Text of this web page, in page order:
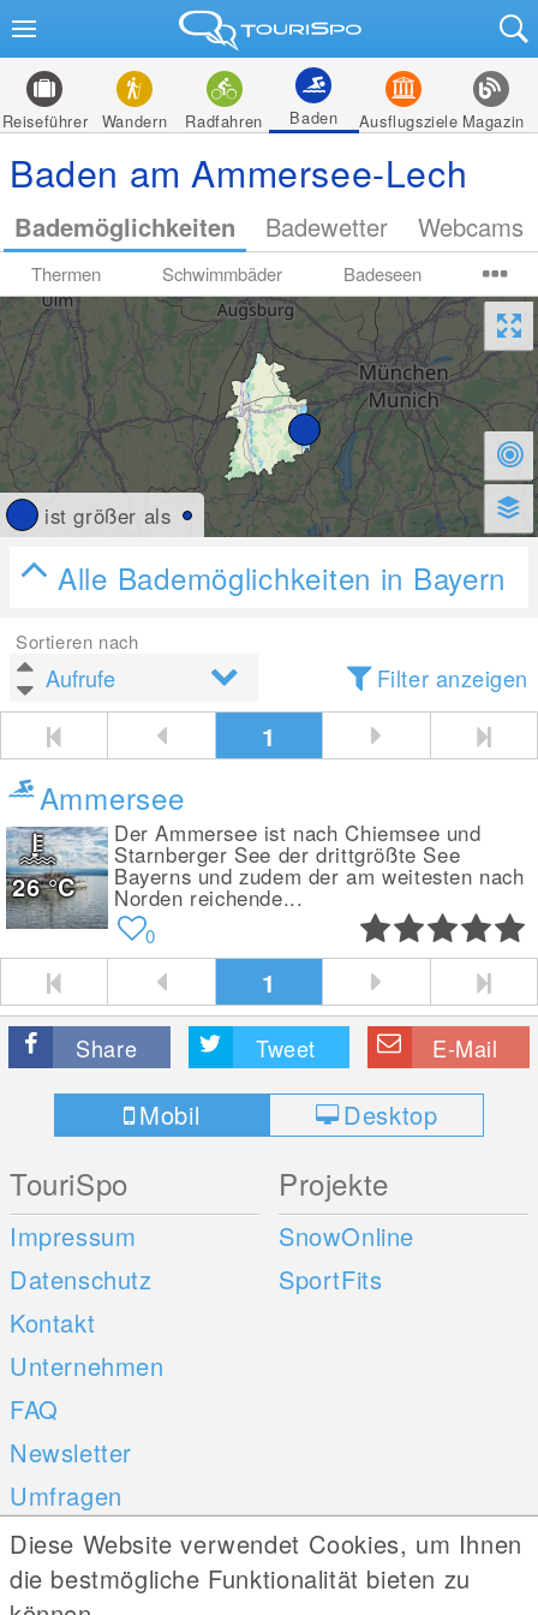
Reiseführer Wandern Radfahren Baden Ausflugsziele Magazin
Baden am Ammersee-Lech
Bademöglichkeiten Badewetter Webcams
Thermen Schwimmbäder Badeseen
ist größer als
Alle Bademöglichkeiten in Bayern
Sortieren nach
Filter anzeigen
1
Ammersee
Der Ammersee ist nach Chiemsee und
Starnberger See der drittgrößte See
Bayerns und zudem der am weitesten nach
Norden reichende...
26°C
0
1
Share Tweet E-Mail
Mobil Desktop
TouriSpo
Impressum
Datenschutz
Kontakt
Unternehmen
FAQ
Newsletter
Umfragen
Projekte
SnowOnline
SportFits
Mobile Apps Social Web
Diese Website verwendet Cookies, um Ihnen
die bestmögliche Funktionalität bieten zu